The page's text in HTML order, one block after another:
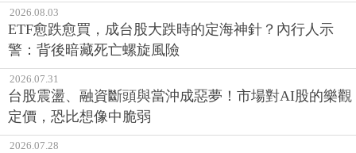
2026.08.03
ETF愈跌愈買，成台股大跌時的定海神針？內行人示
警：背後暗藏死亡螺旋風險
2026.07.31
台股震盪、融資斷頭與當沖成惡夢！市場對AI股的樂觀
定價，恐比想像中脆弱
2026.07.28